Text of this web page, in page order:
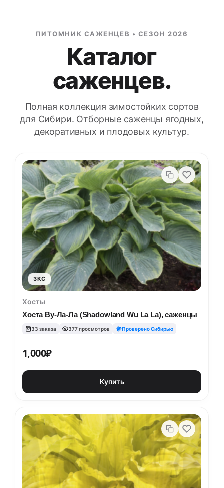
ПИТОМНИК САЖЕНЦЕВ • СЕЗОН 2026
Каталог
саженцев.
Полная коллекция зимостойких сортов
для Сибири. Отборные саженцы ягодных,
декоративных и плодовых культур.
Хосты
Хоста Ву-Ла-Ла (Shadowland Wu La La), саженцы
33 заказа 377 просмотров Проверено Сибирью
1,000₽
Купить
ЗКС